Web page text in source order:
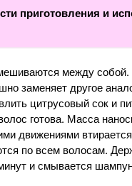
приготовления и
между собой.
заменяет другое
цитрусовый сок и
готова. Масса
движениями
по всем волосам.
и смывается